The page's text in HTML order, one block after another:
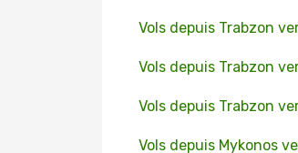
Vols depuis Trabzon
Vols depuis Trabzon
Vols depuis Trabzon
Vols depuis Mykonos